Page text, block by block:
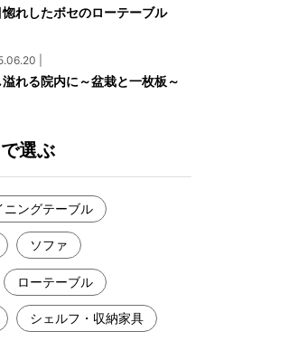
一枚板買い取りに関して
れしたボセのローテーブル
|
れる院内に～盆栽と一枚板～
選ぶ
ニングテーブル
ソファ
ローテーブル
シェルフ・収納家具